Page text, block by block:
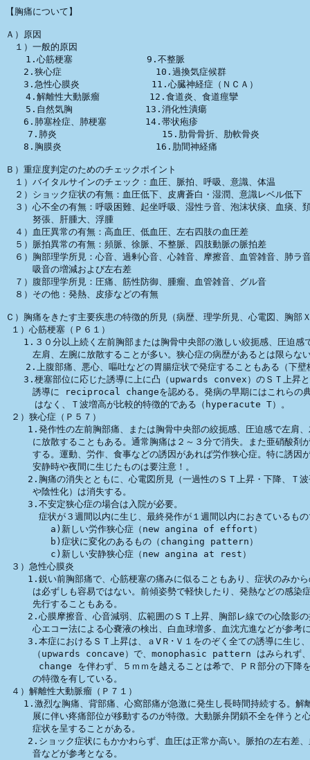
【胸痛について】
Ａ）原因
１）一般的原因
1.心筋梗塞 　　　　　　　 9.不整脈
2.狭心症                 10.過換気症候群
3.急性心膜炎             11.心臓神経症（ＮＣＡ）
  　4.解離性大動脈瘤         12.食道炎、食道痙攣
5.自然気胸　　　 　　    13.消化性潰瘍
6.肺塞栓症、肺梗塞       14.帯状疱疹
    7.肺炎                   15.肋骨骨折、肋軟骨炎
8.胸膜炎                 16.肋間神経痛
Ｂ）重症度判定のためのチェックポイント
１）バイタルサインのチェック：血圧、脈拍、呼吸、意識、体温
２）ショック症状の有無：血圧低下、皮膚蒼白・湿潤、意識レベル低下
３）心不全の有無：呼吸困難、起坐呼吸、湿性ラ音、泡沫状痰、血痰、
努張、肝腫大、浮腫
４）血圧異常の有無：高血圧、低血圧、左右四肢の血圧差
５）脈拍異常の有無：頻脈、徐脈、不整脈、四肢動脈の脈拍差
６）胸部理学所見：心音、過剰心音、心雑音、摩擦音、血管雑音、肺ラ
吸音の増減および左右差
７）腹部理学所見：圧痛、筋性防御、腫瘤、血管雑音、グル音
８）その他：発熱、皮疹などの有無
Ｃ）胸痛をきたす主要疾患の特徴的所見（病歴、理学所見、心電図、胸部
１）心筋梗塞（Ｐ６１）
1.３０分以上続く左前胸部または胸骨中央部の激しい絞扼感、圧迫感
左肩、左腕に放散することが多い。狭心症の病歴があるとは限らな
2.上腹部痛、悪心、嘔吐などの胃腸症状で発症することもある（下壁
3.梗塞部位に応じた誘導に上に凸（upwards convex）のＳＴ上昇と
誘導に reciprocal changeを認める。発病の早期にはこれらの典
はなく、Ｔ波増高が比較的特徴的である（hyperacute T）。
２）狭心症（Ｐ５７）
1.発作性の左前胸部痛、または胸骨中央部の絞扼感、圧迫感で左肩
に放散することもある。通常胸痛は２～３分で消失。また亜硝酸剤
する。運動、労作、食事などの誘因があれば労作狭心症。特に誘因
安静時や夜間に生じたものは要注意！。
2.胸痛の消失とともに、心電図所見（一過性のＳＴ上昇・下降、Ｔ
や陰性化）は消失する。
    3.不安定狭心症の場合は入院が必要。
症状が３週間以内に生じ、最終発作が１週間以内におきているも
a)新しい労作狭心症（new angina of effort）
b)症状に変化のあるもの（changing pattern）
c)新しい安静狭心症（new angina at rest）
３）急性心膜炎
1.鋭い前胸部痛で、心筋梗塞の痛みに似ることもあり、症状のみか
は必ずしも容易ではない。前傾姿勢で軽快したり、発熱などの感染
先行することもある。
2.心膜摩擦音、心音減弱、広範囲のＳＴ上昇、胸部レ線での心陰影
心エコー法による心嚢液の検出、白血球増多、血沈亢進などが参考
3.本症におけるＳＴ上昇は、ａVＲ･Ｖ１をのぞく全ての誘導に生じ
（upwards concave）で、monophasic pattern はみられ
change を伴わず、５ｍｍを越えることは希で、ＰＲ部分の下降
の特徴を有している。
４）解離性大動脈瘤（Ｐ７１）
1.激烈な胸痛、背部痛、心窩部痛が急激に発生し長時間持続する。解
展に伴い疼痛部位が移動するのが特徴。大動脈弁閉鎖不全を伴うと
症状を呈することがある。
2.ショック症状にもかかわらず、血圧は正常か高い。脈拍の左右差
音などが参考となる。